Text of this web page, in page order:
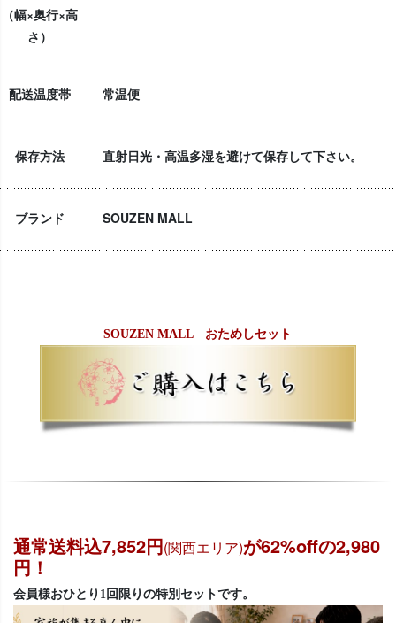
（幅×奥行×高
さ）
配送温度帯 常温便
保存方法 直射日光・高温多湿を避けて保存して下さい。
ブランド SOUZEN MALL
SOUZEN MALL おためしセット
通常送料込7,852円(関西エリア)が62%offの2,980
円！
会員様おひとり1回限りの特別セットです。